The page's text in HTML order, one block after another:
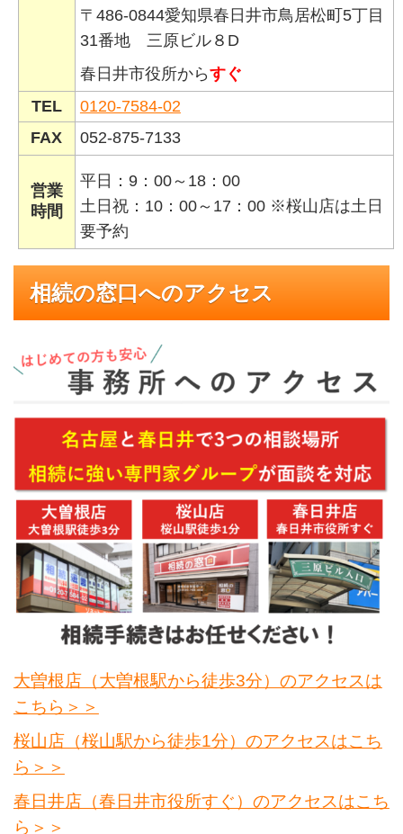
〒486-0844愛知県春日井市鳥居松町5丁目
31番地 三原ビル８D
春日井市役所からすぐ
TEL
0120-7584-02
FAX
052-875-7133
営業
時間
平日：9：00～18：00
土日祝：10：00～17：00 ※桜山店は土日
要予約
相続の窓口へのアクセス
大曽根店（大曽根駅から徒歩3分）のアクセスは
こちら＞＞
桜山店（桜山駅から徒歩1分）のアクセスはこち
ら＞＞
春日井店（春日井市役所すぐ）のアクセスはこち
ら＞＞